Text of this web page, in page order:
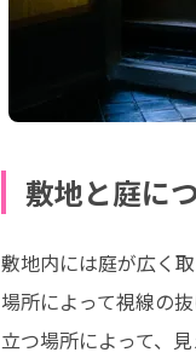
敷地と庭に
敷地内には庭が広く
場所によって視線の抜
立つ場所によって、